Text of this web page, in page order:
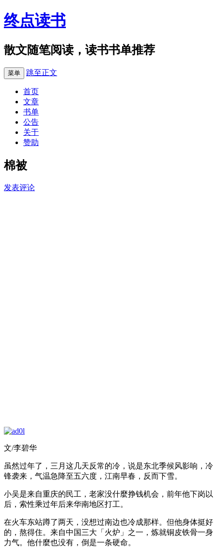
终点读书
散文随笔阅读，读书书单推荐
菜单 跳至正文
首页
文章
书单
公告
关于
赞助
棉被
发表评论
文/李碧华
虽然过年了，三月这几天反常的冷，说是东北季候风影响，冷
锋袭来，气温急降至五六度，江南早春，反而下雪。
小吴是来自重庆的民工，老家没什麼挣钱机会，前年他下岗以
后，索性乘过年后来华南地区打工。
在火车东站蹲了两天，没想过南边也冷成那样。但他身体挺好
的，熬得住。来自中国三大「火炉」之一，炼就铜皮铁骨一身
力气。他什麼也没有，倒是一条硬命。